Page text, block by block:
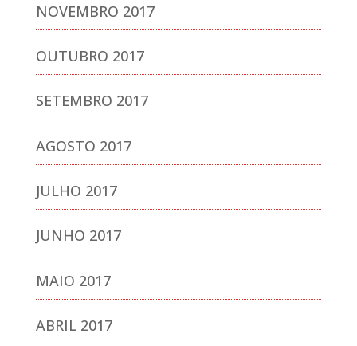
NOVEMBRO 2017
OUTUBRO 2017
SETEMBRO 2017
AGOSTO 2017
JULHO 2017
JUNHO 2017
MAIO 2017
ABRIL 2017